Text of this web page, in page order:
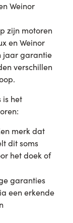
Weinor
zijn motoren
en Weinor
jaar garantie
verschillen
is het
merk dat
dit soms
het doek of
garanties
een erkende